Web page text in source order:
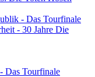
- Das Tourfinale
- 30 Jahre Die
Das Tourfinale